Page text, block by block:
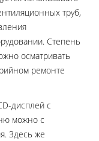
труб,
Степень
осматривать
ремонте
дисплей с
можно с
Здесь же